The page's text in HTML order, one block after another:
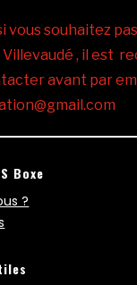
vous souhaitez
, il est
avant par
Boxe
?